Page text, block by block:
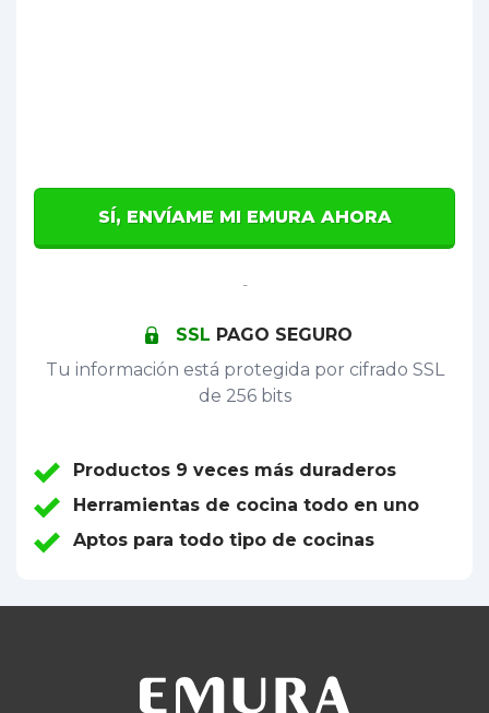
SÍ, ENVÍAME MI EMURA AHORA
-
SSL PAGO SEGURO
Tu información está protegida por cifrado SSL
de 256 bits
Productos 9 veces más duraderos
Herramientas de cocina todo en uno
Aptos para todo tipo de cocinas